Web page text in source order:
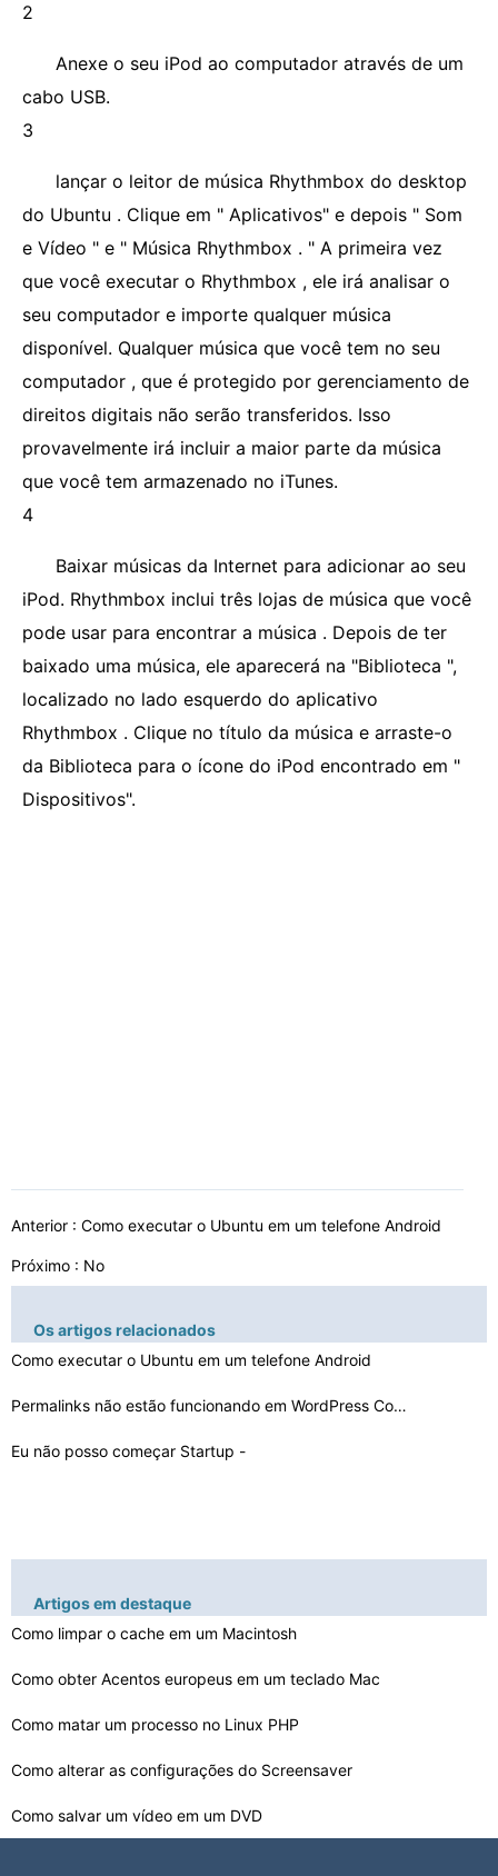
2
Anexe o seu iPod ao computador através de um
cabo USB.
3
lançar o leitor de música Rhythmbox do desktop
do Ubuntu . Clique em " Aplicativos" e depois " Som
e Vídeo " e " Música Rhythmbox . " A primeira vez
que você executar o Rhythmbox , ele irá analisar o
seu computador e importe qualquer música
disponível. Qualquer música que você tem no seu
computador , que é protegido por gerenciamento de
direitos digitais não serão transferidos. Isso
provavelmente irá incluir a maior parte da música
que você tem armazenado no iTunes.
4
Baixar músicas da Internet para adicionar ao seu
iPod. Rhythmbox inclui três lojas de música que você
pode usar para encontrar a música . Depois de ter
baixado uma música, ele aparecerá na "Biblioteca ",
localizado no lado esquerdo do aplicativo
Rhythmbox . Clique no título da música e arraste-o
da Biblioteca para o ícone do iPod encontrado em "
Dispositivos".
Anterior : Como executar o Ubuntu em um telefone Android
Próximo : No
Os artigos relacionados
Como executar o Ubuntu em um telefone Android
Permalinks não estão funcionando em WordPress Com o U…
Eu não posso começar Startup -
Artigos em destaque
Como limpar o cache em um Macintosh
Como obter Acentos europeus em um teclado Mac
Como matar um processo no Linux PHP
Como alterar as configurações do Screensaver
Como salvar um vídeo em um DVD